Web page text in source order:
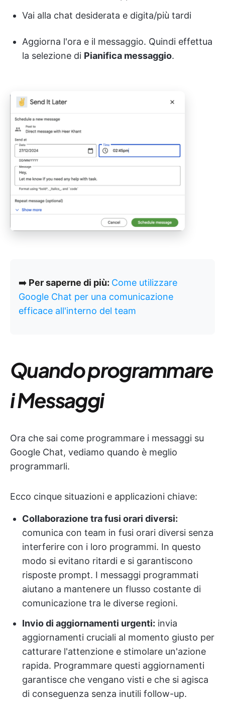
Vai alla chat desiderata e digita/più tardi
Aggiorna l'ora e il messaggio. Quindi effettua
la selezione di Pianifica messaggio.
➡️ Per saperne di più: Come utilizzare
Google Chat per una comunicazione
efficace all'interno del team
Quando programmare
i Messaggi
Ora che sai come programmare i messaggi su
Google Chat, vediamo quando è meglio
programmarli.
Ecco cinque situazioni e applicazioni chiave:
Collaborazione tra fusi orari diversi:
comunica con team in fusi orari diversi senza
interferire con i loro programmi. In questo
modo si evitano ritardi e si garantiscono
risposte prompt. I messaggi programmati
aiutano a mantenere un flusso costante di
comunicazione tra le diverse regioni.
Invio di aggiornamenti urgenti: invia
aggiornamenti cruciali al momento giusto per
catturare l'attenzione e stimolare un'azione
rapida. Programmare questi aggiornamenti
garantisce che vengano visti e che si agisca
di conseguenza senza inutili follow-up.